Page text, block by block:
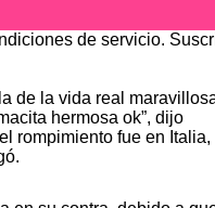
de servicio.
de la vida real
hermosa ok”, dijo
rompimiento fue en